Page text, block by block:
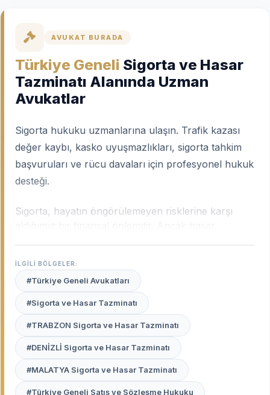
AVUKAT BURADA
Türkiye Geneli Sigorta ve Hasar
Tazminatı Alanında Uzman
Avukatlar
Sigorta hukuku uzmanlarına ulaşın. Trafik kazası
değer kaybı, kasko uyuşmazlıkları, sigorta tahkim
başvuruları ve rücu davaları için profesyonel hukuk
desteği.
Sigorta, hayatın öngörülemeyen risklerine karşı
kalabilmekte veya çeşitli muafiyet maddeleri öne
sürülerek ödeme reddedilmektedir. 2026 yılı sigorta
dünyasında, poliçe genel şartları ve yargı içtihatları
oldukça teknik bir hal almıştır.Türkiye geneli
sigorta ve hasar tazminatı uzmanı avukatlar
sigorta şirketleri karşısında sizin haklarınızı koruyan,
poliçedeki küçük yazıları lehinize çeviren ve
tazminatın en üst sınırdan ödenmesini sağlayan
profesyonellerdir.
İLGİLİ BÖLGELER:
#Türkiye Geneli Avukatları
#Sigorta ve Hasar Tazminatı
#TRABZON Sigorta ve Hasar Tazminatı
#DENİZLİ Sigorta ve Hasar Tazminatı
#MALATYA Sigorta ve Hasar Tazminatı
#Türkiye Geneli Satış ve Sözleşme Hukuku